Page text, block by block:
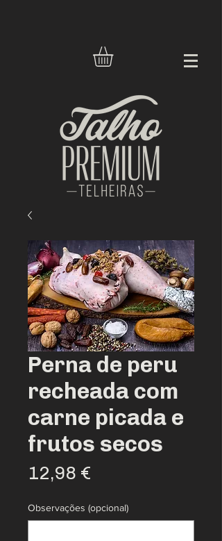
Perna de peru
recheada com
carne picada e
frutos secos
12,98 €
Observações (opcional)